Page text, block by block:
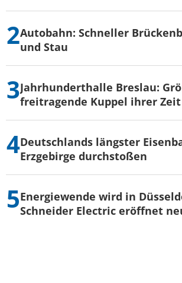
Autobahn: Schneller
und Stau
Jahrhunderthalle Breslau:
freitragende Kuppel ihrer Zeit
Deutschlands längster
Erzgebirge durchstoßen
Energiewende wird in
Schneider Electric eröffnet